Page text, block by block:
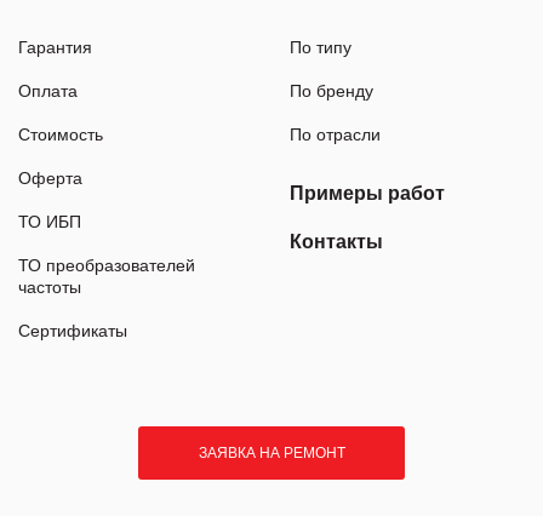
Гарантия
Оплата
Стоимость
Оферта
ТО ИБП
ТО преобразователей
частоты
Сертификаты
По типу
По бренду
По отрасли
Примеры работ
Контакты
ЗАЯВКА НА РЕМОНТ